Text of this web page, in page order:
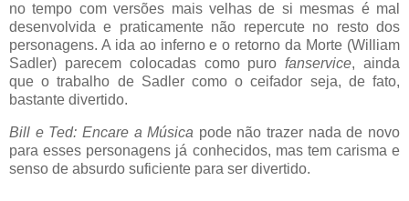
no tempo com versões mais velhas de si mesmas é mal
desenvolvida e praticamente não repercute no resto dos
personagens. A ida ao inferno e o retorno da Morte (William
Sadler) parecem colocadas como purofanservice, ainda
que o trabalho de Sadler como o ceifador seja, de fato,
bastante divertido.
Bill e Ted: Encare a Música pode não trazer nada de novo
para esses personagens já conhecidos, mas tem carisma e
senso de absurdo suficiente para ser divertido.